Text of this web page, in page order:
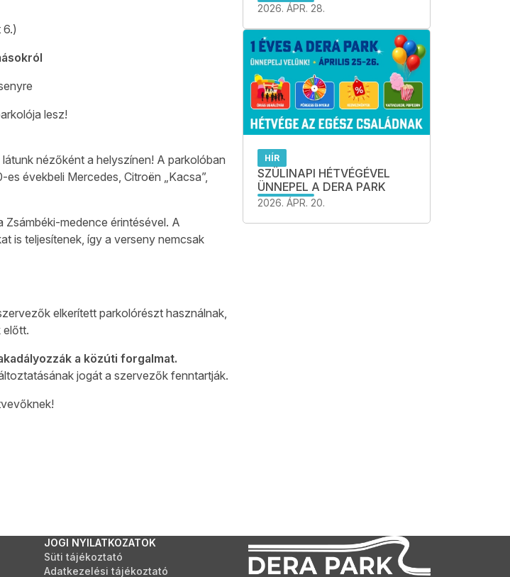
lesz!
nézőként a helyszínen! A parkolóban
évekbeli Mercedes, Citroën „Kacsa”,
medence érintésével. A
is teljesítenek, így a verseny nemcsak
elkerített parkolórészt használnak,
előtt.
a közúti forgalmat.
jogát a szervezők fenntartják.
2026. ÁPR. 28.
HÍR
SZÜLINAPI HÉTVÉGÉVEL
ÜNNEPEL A DERA PARK
2026. ÁPR. 20.
JOGI NYILATKOZATOK
Süti tájékoztató
Adatkezelési tájékoztató